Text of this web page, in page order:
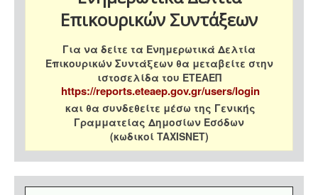
Επικουρικών Συντάξεων
Για να δείτε τα Ενημερωτικά Δελτία
Επικουρικών Συντάξεων θα μεταβείτε στην
ιστοσελίδα του ΕΤΕΑΕΠ
https://reports.eteaep.gov.gr/users/login
και θα συνδεθείτε μέσω της Γενικής
Γραμματείας Δημοσίων Εσόδων
(κωδικοί TAXISNET)